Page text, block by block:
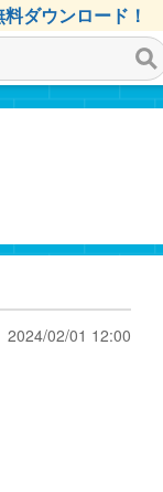
ダウンロード！
2024/02/01 12:00